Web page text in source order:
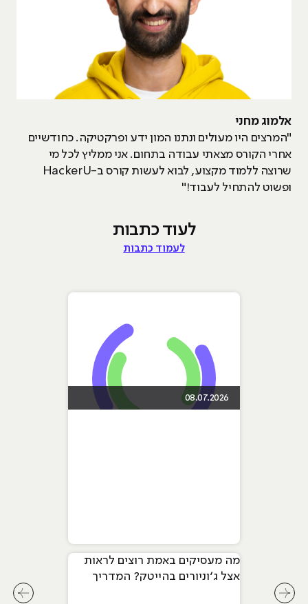
אלמוג מחני
"המרצים היו מעולים ונתנו המון ידע ופרקטיקה. כחודשיים
אחרי הקורס מצאתי עבודה בתחום. אני ממליץ לכל מי
שרוצה ללמוד מקצוע, לבוא לעשות קורס ב-HackerU
ופשוט להתחיל לעבוד!"
לעוד כתבות
לעמוד כתבות
08.07.2026
מה מעסיקים באמת רוצים לראות
אצל ג׳וניורים בהייטק? המדריך
לחץ לחץ לשיקופית קודמת בסליידר מאמרים